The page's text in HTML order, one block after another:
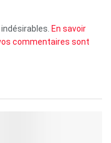
En savoir
commentaires sont